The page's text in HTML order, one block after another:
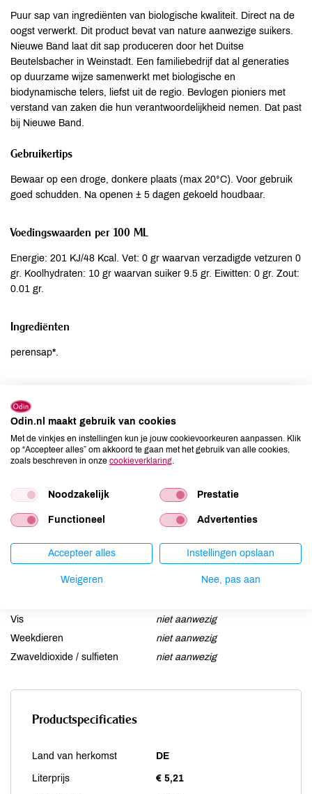
Puur sap van ingrediënten van biologische kwaliteit. Direct na de
oogst verwerkt. Dit product bevat van nature aanwezige suikers.
Nieuwe Band laat dit sap produceren door het Duitse
Beutelsbacher in Weinstadt. Een familiebedrijf dat al generaties
op duurzame wijze samenwerkt met biologische en
biodynamische telers, liefst uit de regio. Bevlogen pioniers met
verstand van zaken die hun verantwoordelijkheid nemen. Dat past
bij Nieuwe Band.
Gebruikertips
Bewaar op een droge, donkere plaats (max 20°C). Voor gebruik
goed schudden. Na openen ± 5 dagen gekoeld houdbaar.
Voedingswaarden per 100 ML
Energie: 201 KJ/48 Kcal. Vet: 0 gr waarvan verzadigde vetzuren 0
gr. Koolhydraten: 10 gr waarvan suiker 9.5 gr. Eiwitten: 0 gr. Zout:
0.01 gr.
Ingrediënten
perensap*.
Aardnoten
niet aanwezig
Ei
niet aanwezig
Gluten
niet aanwezig
Lupine
niet aanwezig
Noten
niet aanwezig
Schaaldieren
niet aanwezig
Selderij
niet aanwezig
niet aanwezig
Vis
niet aanwezig
Weekdieren
niet aanwezig
Zwaveldioxide / sulfieten
niet aanwezig
Productspecificaties
Land van herkomst DE
Literprijs € 5,21
Odin.nl maakt gebruik van cookies
Met de vinkjes en instellingen kun je jouw cookievoorkeuren aanpassen. Klik
op “Accepteer alles” om akkoord te gaan met het gebruik van alle cookies,
zoals beschreven in onze cookieverklaring
Noodzakelijk Prestatie
Functioneel Advertenties
Accepteer alles Instellingen opslaan
Weigeren Nee, pas aan